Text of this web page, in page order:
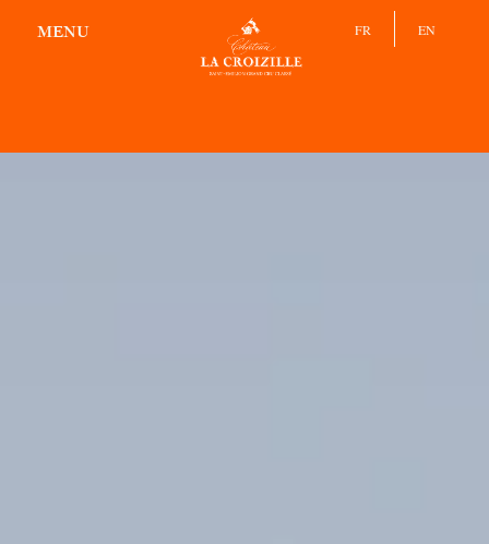
MENU FR EN
LE DOMAINE